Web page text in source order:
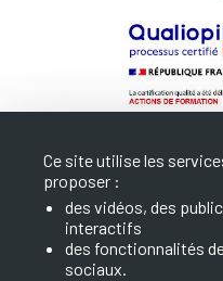
LA FAC
Ce site utilise les
proposer :
des vidéos, des
interactifs
des fonctionnalités
sociaux.